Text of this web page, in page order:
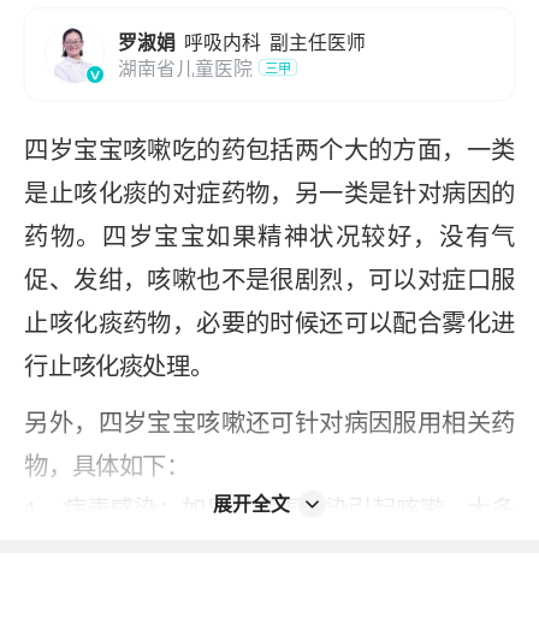
罗淑娟 呼吸内科 副主任医师
湖南省儿童医院
三甲
四岁宝宝咳嗽吃的药包括两个大的方面，一类
是止咳化痰的对症药物，另一类是针对病因的
药物。四岁宝宝如果精神状况较好，没有气
促、发绀，咳嗽也不是很剧烈，可以对症口服
止咳化痰药物，必要的时候还可以配合雾化进
行止咳化痰处理。
另外，四岁宝宝咳嗽还可针对病因服用相关药
物，具体如下：
1、病毒感染：如果是病毒感染引起咳嗽，大多
展开全文